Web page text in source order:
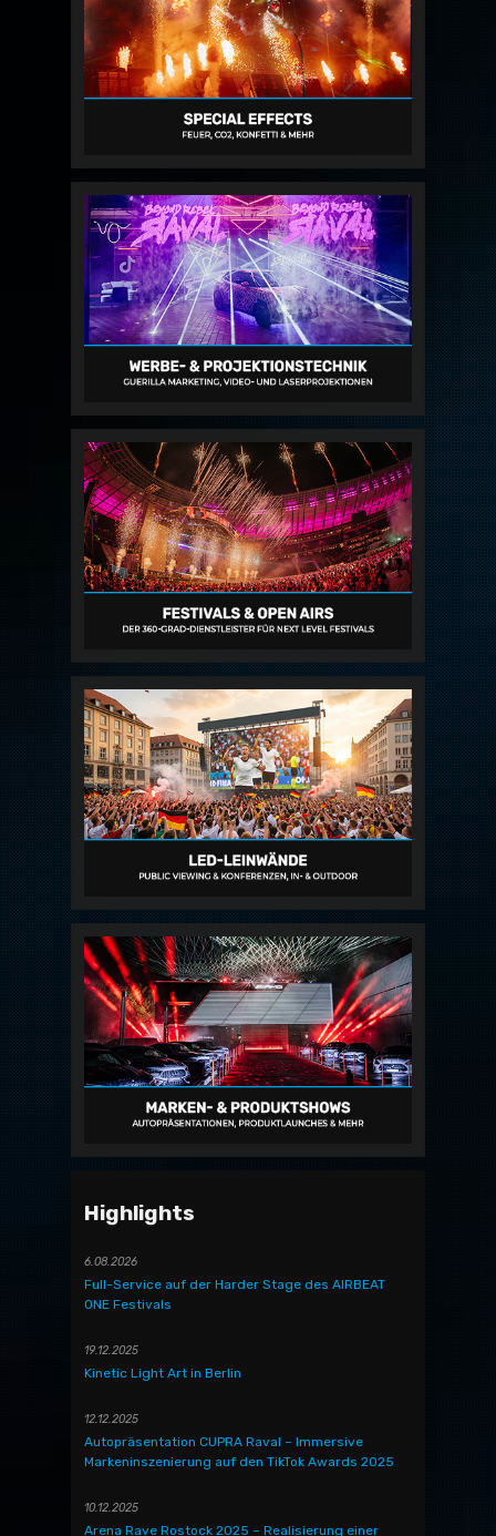
Highlights
6.08.2026
Full-Service auf der Harder Stage des AIRBEAT
ONE Festivals
19.12.2025
Kinetic Light Art in Berlin
12.12.2025
Autopräsentation CUPRA Raval – Immersive
Markeninszenierung auf den TikTok Awards 2025
10.12.2025
Arena Rave Rostock 2025 – Realisierung einer